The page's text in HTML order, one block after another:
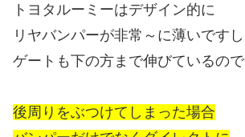
トヨタルーミーはデザイン的に
リヤバンパーが非常～に薄いですし
ゲートも下の方まで伸びているので
後周りをぶつけてしまった場合